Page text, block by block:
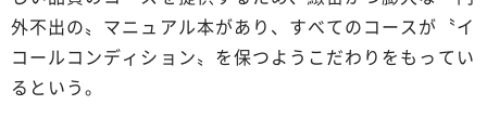
外不出の〟マニュアル本があり、すべてのコースが〝イ
コールコンディション〟を保つようこだわりをもってい
るという。